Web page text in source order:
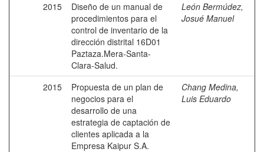
2015
Diseño de un manual de
procedimientos para el
control de inventario de la
dirección distrital 16D01
Paztaza.Mera-Santa-
Clara-Salud.
León Bermúdez,
Josué Manuel
2015
Propuesta de un plan de
negocios para el
desarrollo de una
estrategia de captación de
clientes aplicada a la
Empresa Kaipur S.A.
Chang Medina,
Luis Eduardo